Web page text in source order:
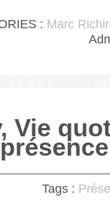
: Marc Richir
Vie
Tags :